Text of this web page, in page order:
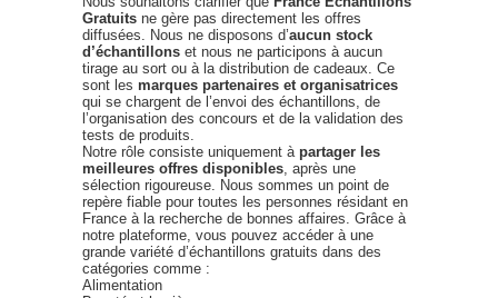
Gratuits ne gère pas directement les offres
diffusées. Nous ne disposons d’aucun stock
d’échantillons et nous ne participons à aucun
tirage au sort ou à la distribution de cadeaux. Ce
sont les marques partenaires et organisatrices
qui se chargent de l’envoi des échantillons, de
l’organisation des concours et de la validation des
tests de produits.
Notre rôle consiste uniquement à partager les
meilleures offres disponibles, après une
sélection rigoureuse. Nous sommes un point de
repère fiable pour toutes les personnes résidant en
France à la recherche de bonnes affaires. Grâce à
notre plateforme, vous pouvez accéder à une
grande variété d’échantillons gratuits dans des
catégories comme :
Alimentation